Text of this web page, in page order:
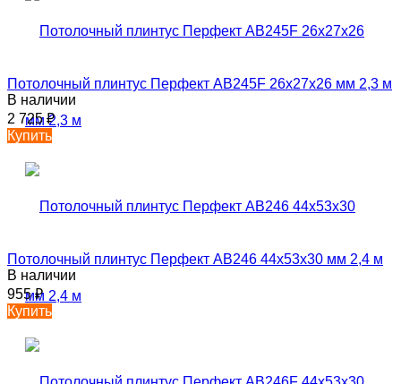
Потолочный плинтус Перфект AB245F 26х27х26 мм 2,3 м
В наличии
2 725₽
Купить
Потолочный плинтус Перфект AB246 44х53х30 мм 2,4 м
В наличии
955₽
Купить